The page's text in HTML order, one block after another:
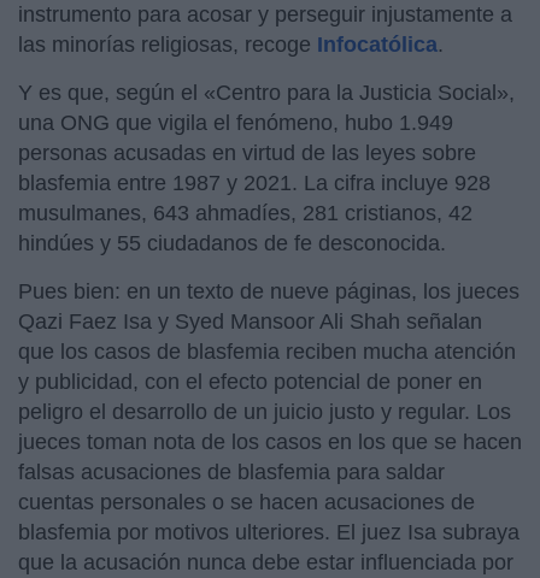
instrumento para acosar y perseguir injustamente a
las minorías religiosas, recoge Infocatólica.
Y es que, según el «Centro para la Justicia Social»,
una ONG que vigila el fenómeno, hubo 1.949
personas acusadas en virtud de las leyes sobre
blasfemia entre 1987 y 2021. La cifra incluye 928
musulmanes, 643 ahmadíes, 281 cristianos, 42
hindúes y 55 ciudadanos de fe desconocida.
Pues bien: en un texto de nueve páginas, los jueces
Qazi Faez Isa y Syed Mansoor Ali Shah señalan
que los casos de blasfemia reciben mucha atención
y publicidad, con el efecto potencial de poner en
peligro el desarrollo de un juicio justo y regular. Los
jueces toman nota de los casos en los que se hacen
falsas acusaciones de blasfemia para saldar
cuentas personales o se hacen acusaciones de
blasfemia por motivos ulteriores. El juez Isa subraya
que la acusación nunca debe estar influenciada por